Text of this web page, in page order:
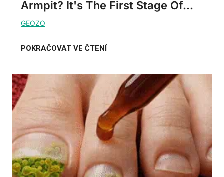
Armpit? It's The First Stage Of...